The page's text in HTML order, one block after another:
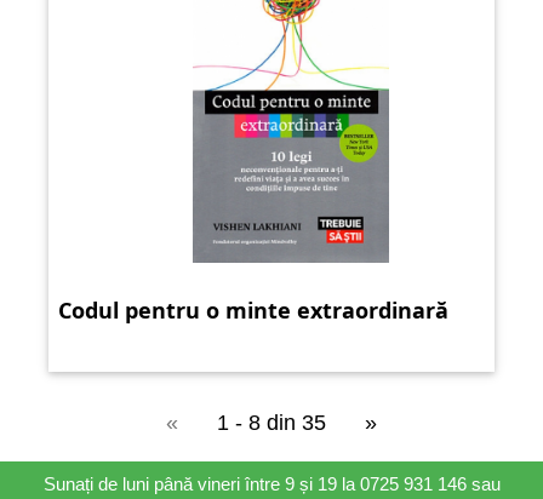
Codul pentru o minte extraordinară
« 1 - 8 din 35 »
Sunați de luni până vineri între 9 și 19 la 0725 931 146 sau